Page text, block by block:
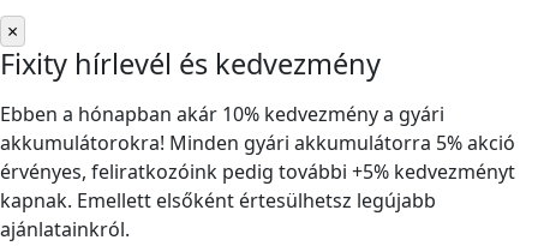
×
Fixity hírlevél és kedvezmény
Ebben a hónapban akár 10% kedvezmény a gyári
akkumulátorokra! Minden gyári akkumulátorra 5% akció
érvényes, feliratkozóink pedig további +5% kedvezményt
kapnak. Emellett elsőként értesülhetsz legújabb
ajánlatainkról.